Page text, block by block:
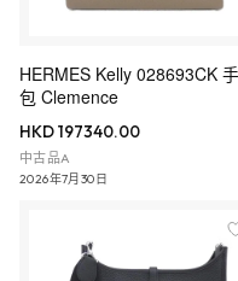
HERMES Kelly 028693CK
包 Clemence
HKD 197340.00
中古品A
2026年7月30日